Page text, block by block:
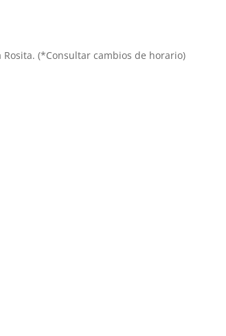
(*Consultar cambios de horario)